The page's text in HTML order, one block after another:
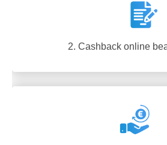
2. Cashback online